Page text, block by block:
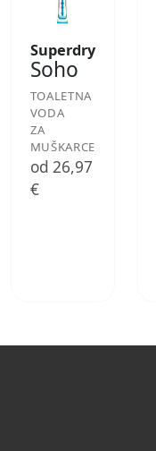
Superdry
Soho
TOALETNA
VODA
ZA
MUŠKARCE
od 26,97
€